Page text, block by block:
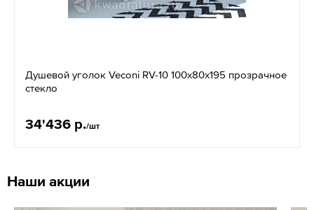
Душевой уголок Veconi RV-10 100x80х195 прозрачное
стекло
34'436 р./шт
Наши акции